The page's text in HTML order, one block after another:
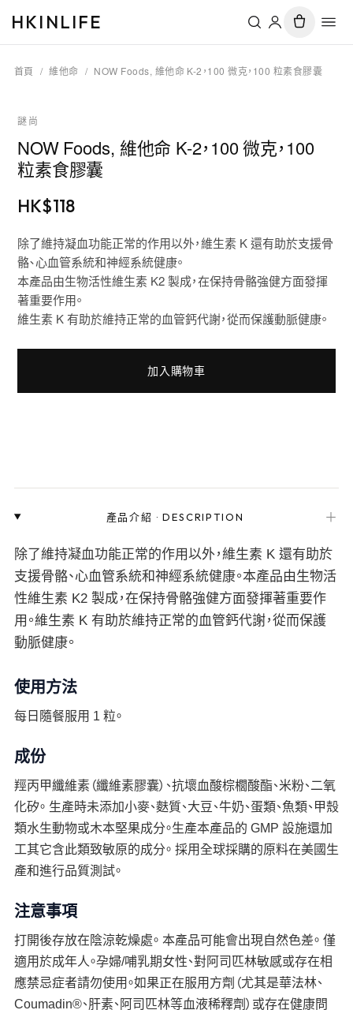
HKINLIFE
首頁 / 維他命 / NOW Foods, 維他命 K-2，100 微克，100 粒素食膠囊
謎尚
NOW Foods, 維他命 K-2，100 微克，100
粒素食膠囊
HK$118
除了維持凝血功能正常的作用以外，維生素 K 還有助於支援骨
骼、心血管系統和神經系統健康。
本產品由生物活性維生素 K2 製成，在保持骨骼強健方面發揮
著重要作用。
維生素 K 有助於維持正常的血管鈣代謝，從而保護動脈健康。
加入購物車
產品介紹 ·DESCRIPTION ＋
除了維持凝血功能正常的作用以外，維生素 K 還有助於
支援骨骼、心血管系統和神經系統健康。本產品由生物活
性維生素 K2 製成，在保持骨骼強健方面發揮著重要作
用。維生素 K 有助於維持正常的血管鈣代謝，從而保護
動脈健康。
使用方法
每日隨餐服用 1 粒。
成份
羥丙甲纖維素（纖維素膠囊）、抗壞血酸棕櫚酸酯、米粉、二氧
化矽。 生產時未添加小麥、麩質、大豆、牛奶、蛋類、魚類、甲殼
類水生動物或木本堅果成分。生產本產品的 GMP 設施還加
工其它含此類致敏原的成分。 採用全球採購的原料在美國生
產和進行品質測試。
注意事項
打開後存放在陰涼乾燥處。 本產品可能會出現自然色差。 僅
適用於成年人。孕婦/哺乳期女性、對阿司匹林敏感或存在相
應禁忌症者請勿使用。如果正在服用方劑（尤其是華法林、
Coumadin®、肝素、阿司匹林等血液稀釋劑）或存在健康問